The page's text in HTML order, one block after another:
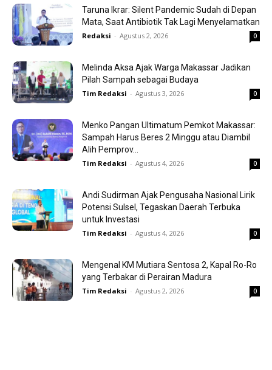
Taruna Ikrar: Silent Pandemic Sudah di Depan
Mata, Saat Antibiotik Tak Lagi Menyelamatkan
Redaksi - Agustus 2, 2026 0
Melinda Aksa Ajak Warga Makassar Jadikan
Pilah Sampah sebagai Budaya
Tim Redaksi - Agustus 3, 2026 0
Menko Pangan Ultimatum Pemkot Makassar:
Sampah Harus Beres 2 Minggu atau Diambil
Alih Pemprov...
Tim Redaksi - Agustus 4, 2026 0
Andi Sudirman Ajak Pengusaha Nasional Lirik
Potensi Sulsel, Tegaskan Daerah Terbuka
untuk Investasi
Tim Redaksi - Agustus 4, 2026 0
Mengenal KM Mutiara Sentosa 2, Kapal Ro-Ro
yang Terbakar di Perairan Madura
Tim Redaksi - Agustus 2, 2026 0